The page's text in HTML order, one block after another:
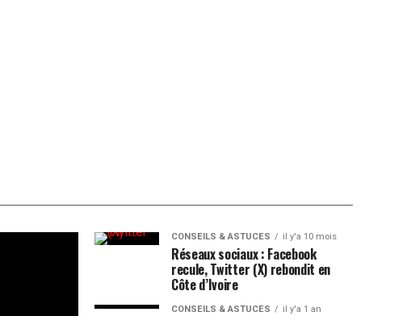
CONSEILS & ASTUCES il y'a 10 mois
Réseaux sociaux : Facebook
recule, Twitter (X) rebondit en
Côte d’Ivoire
CONSEILS & ASTUCES il y'a 1 an